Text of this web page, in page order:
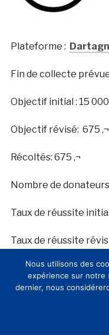
Plateforme :
Fin de collecte
Objectif initial : 15 000
Objectif révisé: 675 ‚¬
Récoltés: 675 ‚¬
Nombre de
Taux de réussite
Taux de réussite
Collecte par donateur
. Au cœur de
Nous utilisons des
expérience sur notre
dernier, nous